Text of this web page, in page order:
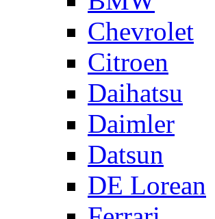
Chevrolet
Citroen
Daihatsu
Daimler
Datsun
DE Lorean